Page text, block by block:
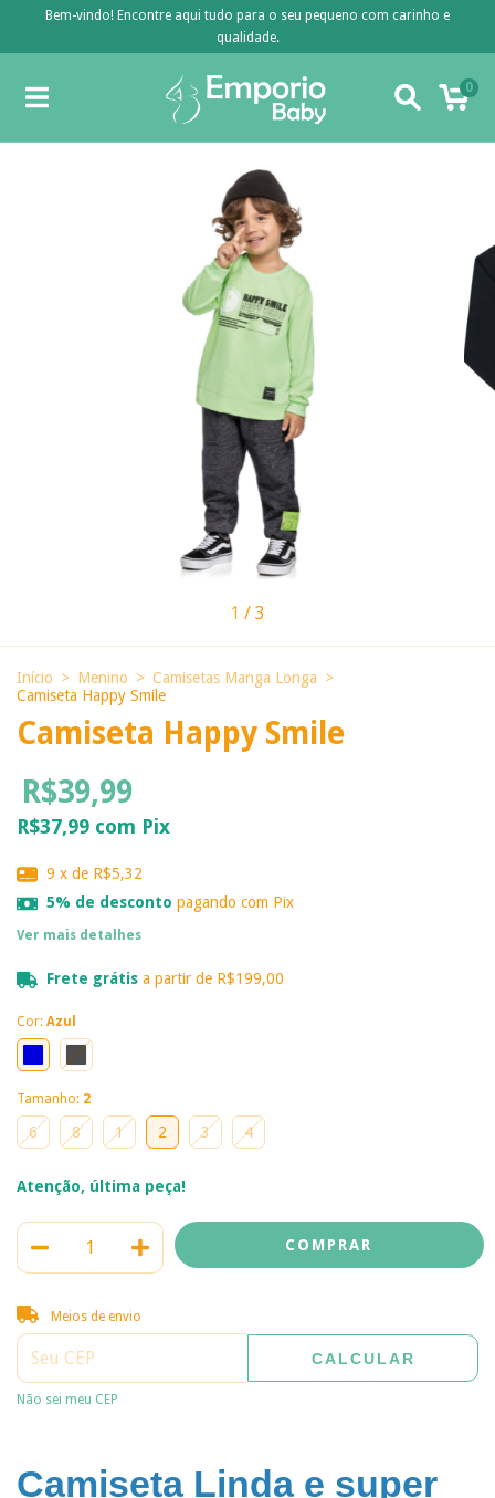
Bem-vindo! Encontre aqui tudo para o seu pequeno com carinho e
qualidade.
0
1 / 3
Início > Menino > Camisetas Manga Longa >
Camiseta Happy Smile
Camiseta Happy Smile
R$39,99
R$37,99 com Pix
9 x de R$5,32
5% de desconto pagando com Pix
Ver mais detalhes
Frete grátis a partir de R$199,00
Cor: Azul
Tamanho: 2
6 8 1 2 3 4
Atenção, última peça!
Entregas para o CEP:
Meios de envio
CALCULAR
Não sei meu CEP
Camiseta Linda e super